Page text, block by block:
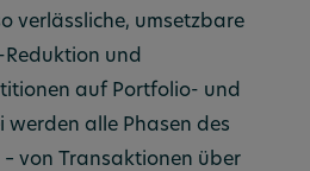
verlässliche, umsetzbare
Reduktion und
auf Portfolio- und
werden alle Phasen des
von Transaktionen über